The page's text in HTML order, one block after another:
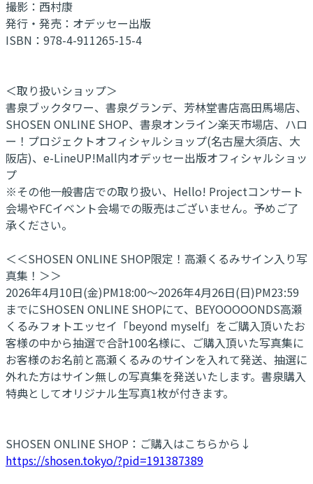
撮影：西村康
発行・発売：オデッセー出版
ISBN：978-4-911265-15-4
＜取り扱いショップ＞
書泉ブックタワー、書泉グランデ、芳林堂書店高田馬場店、
SHOSEN ONLINE SHOP、書泉オンライン楽天市場店、ハロ
ー！プロジェクトオフィシャルショップ(名古屋大須店、大
阪店)、e-LineUP!Mall内オデッセー出版オフィシャルショッ
プ
※その他一般書店での取り扱い、Hello! Projectコンサート
会場やFCイベント会場での販売はございません。予めご了
承ください。
＜＜SHOSEN ONLINE SHOP限定！高瀬くるみサイン入り写
真集！＞＞
2026年4月10日(金)PM18:00～2026年4月26日(日)PM23:59
までにSHOSEN ONLINE SHOPにて、BEYOOOOONDS高瀬
くるみフォトエッセイ「beyond myself」をご購入頂いたお
客様の中から抽選で合計100名様に、ご購入頂いた写真集に
お客様のお名前と高瀬くるみのサインを入れて発送、抽選に
外れた方はサイン無しの写真集を発送いたします。書泉購入
特典としてオリジナル生写真1枚が付きます。
SHOSEN ONLINE SHOP：ご購入はこちらから↓
https://shosen.tokyo/?pid=191387389